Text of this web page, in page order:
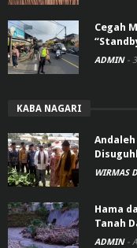
Cegah
ADMIN -
KABA NAGARI
Andaleh
WIRMAS
Hama
Tanah
ADMIN -